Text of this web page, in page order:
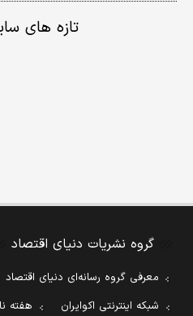
تازه های
گروه نشریات دنیای اقتصاد
معرفی گروه رسانه‌ای دنیای اقتصاد
شبکه اینترنتی اکوایران
هفته